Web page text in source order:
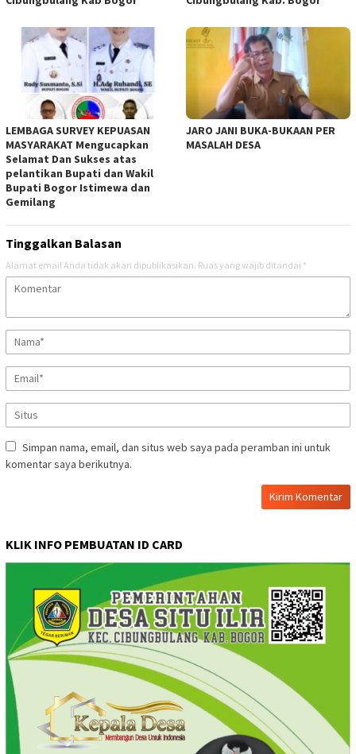
LEMBAGA SURVEY KEPUASAN
MASYARAKAT Mengucapkan
Selamat Dan Sukses atas
pelantikan Bupati dan Wakil
Bupati Bogor Istimewa dan
Gemilang
JARO JANI BUKA-BUKAAN PER
MASALAH DESA
Tinggalkan Balasan
Alamat email Anda tidak akan dipublikasikan. Ruas yang wajib ditandai *
Simpan nama, email, dan situs web saya pada peramban ini untuk
komentar saya berikutnya.
KLIK INFO PEMBUATAN ID CARD